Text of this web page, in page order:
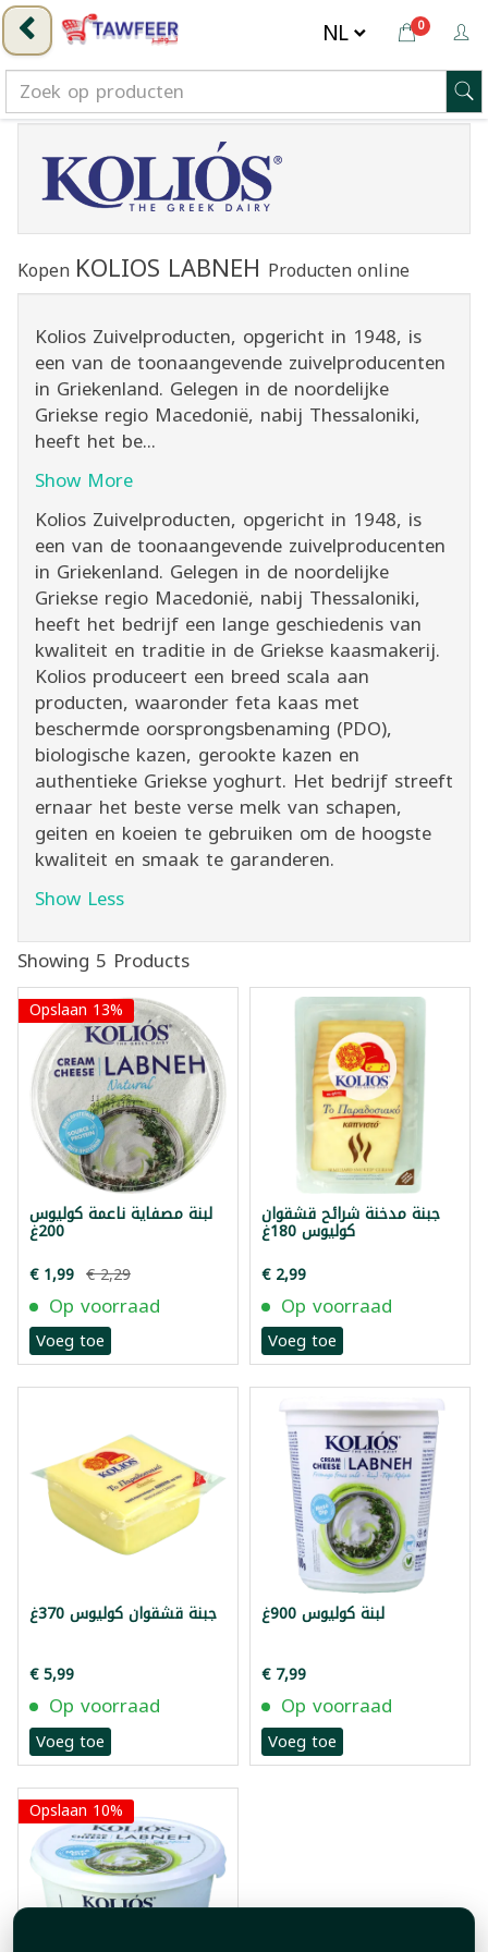
0
Kopen KOLIOS LABNEH Producten online
Kolios Zuivelproducten, opgericht in 1948, is
een van de toonaangevende zuivelproducenten
in Griekenland. Gelegen in de noordelijke
Griekse regio Macedonië, nabij Thessaloniki,
heeft het be...
Show More
Kolios Zuivelproducten, opgericht in 1948, is
een van de toonaangevende zuivelproducenten
in Griekenland. Gelegen in de noordelijke
Griekse regio Macedonië, nabij Thessaloniki,
heeft het bedrijf een lange geschiedenis van
kwaliteit en traditie in de Griekse kaasmakerij.
Kolios produceert een breed scala aan
producten, waaronder feta kaas met
beschermde oorsprongsbenaming (PDO),
biologische kazen, gerookte kazen en
authentieke Griekse yoghurt. Het bedrijf streeft
ernaar het beste verse melk van schapen,
geiten en koeien te gebruiken om de hoogste
kwaliteit en smaak te garanderen.
Show Less
Showing 5 Products
Opslaan 13%
لبنة مصفاية ناعمة كوليوس
200غ
€ 1,99 € 2,29
Op voorraad
Voeg toe
جبنة مدخنة شرائح قشقوان
كوليوس 180غ
€ 2,99
Op voorraad
Voeg toe
جبنة قشقوان كوليوس 370غ
€ 5,99
Op voorraad
Voeg toe
لبنة كوليوس 900غ
€ 7,99
Op voorraad
Voeg toe
Opslaan 10%